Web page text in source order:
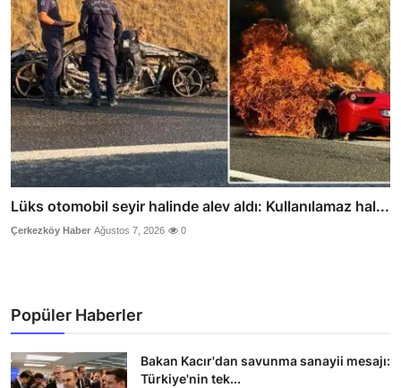
Lüks otomobil seyir halinde alev aldı: Kullanılamaz hal...
Çerkezköy Haber Ağustos 7, 2026 0
Popüler Haberler
Bakan Kacır'dan savunma sanayii mesajı:
Türkiye'nin tek...